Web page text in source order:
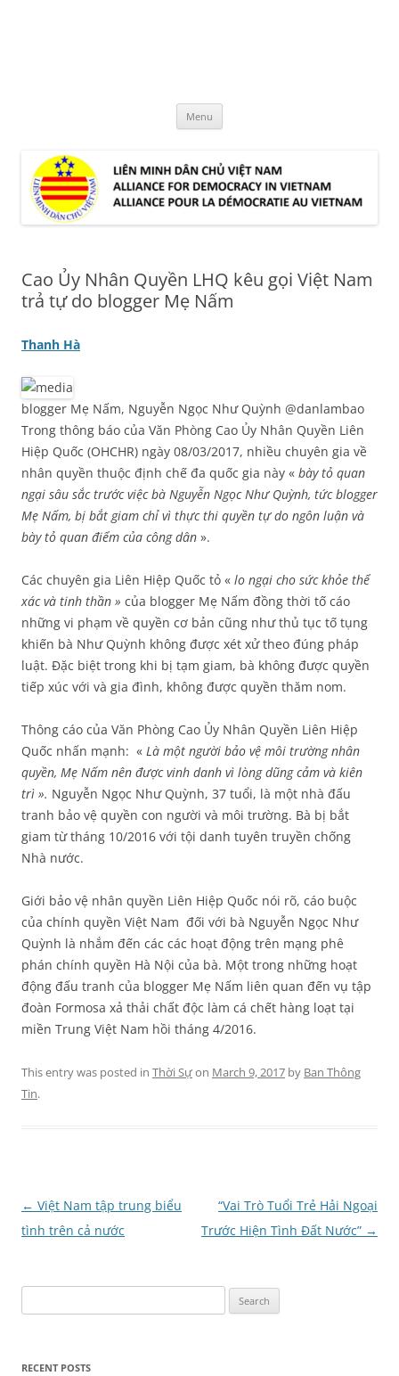
Menu
Cao Ủy Nhân Quyền LHQ kêu gọi Việt Nam
trả tự do blogger Mẹ Nấm
Thanh Hà
blogger Mẹ Nấm, Nguyễn Ngọc Như Quỳnh @danlambao
Trong thông báo của Văn Phòng Cao Ủy Nhân Quyền Liên
Hiệp Quốc (OHCHR) ngày 08/03/2017, nhiều chuyên gia về
nhân quyền thuộc định chế đa quốc gia này « bày tỏ quan
ngại sâu sắc trước việc bà Nguyễn Ngọc Như Quỳnh, tức blogger
Mẹ Nấm, bị bắt giam chỉ vì thực thi quyền tự do ngôn luận và
bày tỏ quan điểm của công dân ».
Các chuyên gia Liên Hiệp Quốc tỏ « lo ngại cho sức khỏe thể
xác và tinh thần » của blogger Mẹ Nấm đồng thời tố cáo
những vi phạm về quyền cơ bản cũng như thủ tục tố tụng
khiến bà Như Quỳnh không được xét xử theo đúng pháp
luật. Đặc biệt trong khi bị tạm giam, bà không được quyền
tiếp xúc với và gia đình, không được quyền thăm nom.
Thông cáo của Văn Phòng Cao Ủy Nhân Quyền Liên Hiệp
Quốc nhấn mạnh: « Là một người bảo vệ môi trường nhân
quyền, Mẹ Nấm nên được vinh danh vì lòng dũng cảm và kiên
trì ». Nguyễn Ngọc Như Quỳnh, 37 tuổi, là một nhà đấu
tranh bảo vệ quyền con người và môi trường. Bà bị bắt
giam từ tháng 10/2016 với tội danh tuyên truyền chống
Nhà nước.
Giới bảo vệ nhân quyền Liên Hiệp Quốc nói rõ, cáo buộc
của chính quyền Việt Nam đối với bà Nguyễn Ngọc Như
Quỳnh là nhắm đến các các hoạt động trên mạng phê
phán chính quyền Hà Nội của bà. Một trong những hoạt
động đấu tranh của blogger Mẹ Nấm liên quan đến vụ tập
đoàn Formosa xả thải chất độc làm cá chết hàng loạt tại
miền Trung Việt Nam hồi tháng 4/2016.
This entry was posted in Thời Sựon March 9, 2017 by Ban Thông
Tin.
Post
navigation
← Việt Nam tập trung biểu
tình trên cả nước
“Vai Trò Tuổi Trẻ Hải Ngoại
Trước Hiện Tình Đất Nước” →
for:
RECENT POSTS